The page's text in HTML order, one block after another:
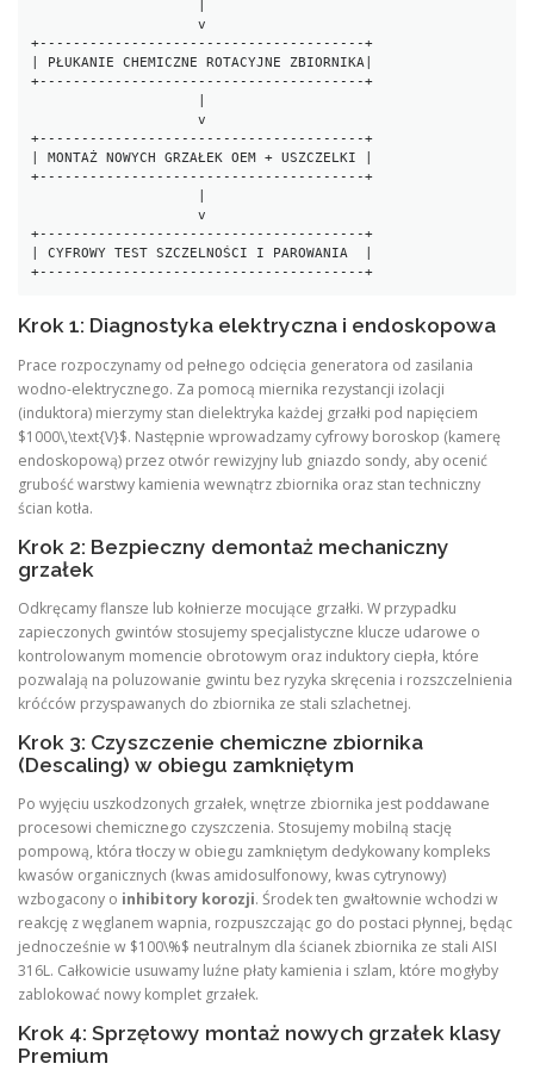
                    v
+---------------------------------------+
| PŁUKANIE CHEMICZNE ROTACYJNE ZBIORNIKA|
+---------------------------------------+
                    v
+---------------------------------------+
| MONTAŻ NOWYCH GRZAŁEK OEM + USZCZELKI |
+---------------------------------------+
                    v
+---------------------------------------+
| CYFROWY TEST SZCZELNOŚCI I PAROWANIA  |
Krok 1: Diagnostyka elektryczna i endoskopowa
Prace rozpoczynamy od pełnego odcięcia generatora od zasilania
wodno-elektrycznego. Za pomocą miernika rezystancji izolacji
(induktora) mierzymy stan dielektryka każdej grzałki pod napięciem
$1000\,\text{V}$. Następnie wprowadzamy cyfrowy boroskop (kamerę
endoskopową) przez otwór rewizyjny lub gniazdo sondy, aby ocenić
grubość warstwy kamienia wewnątrz zbiornika oraz stan techniczny
ścian kotła.
Krok 2: Bezpieczny demontaż mechaniczny
grzałek
Odkręcamy flansze lub kołnierze mocujące grzałki. W przypadku
zapieczonych gwintów stosujemy specjalistyczne klucze udarowe o
kontrolowanym momencie obrotowym oraz induktory ciepła, które
pozwalają na poluzowanie gwintu bez ryzyka skręcenia i rozszczelnienia
króćców przyspawanych do zbiornika ze stali szlachetnej.
Krok 3: Czyszczenie chemiczne zbiornika
(Descaling) w obiegu zamkniętym
Po wyjęciu uszkodzonych grzałek, wnętrze zbiornika jest poddawane
procesowi chemicznego czyszczenia. Stosujemy mobilną stację
pompową, która tłoczy w obiegu zamkniętym dedykowany kompleks
kwasów organicznych (kwas amidosulfonowy, kwas cytrynowy)
wzbogacony o inhibitory korozji. Środek ten gwałtownie wchodzi w
reakcję z węglanem wapnia, rozpuszczając go do postaci płynnej, będąc
jednocześnie w $100\%$ neutralnym dla ścianek zbiornika ze stali AISI
316L. Całkowicie usuwamy luźne płaty kamienia i szlam, które mogłyby
zablokować nowy komplet grzałek.
Krok 4: Sprzętowy montaż nowych grzałek klasy
Premium